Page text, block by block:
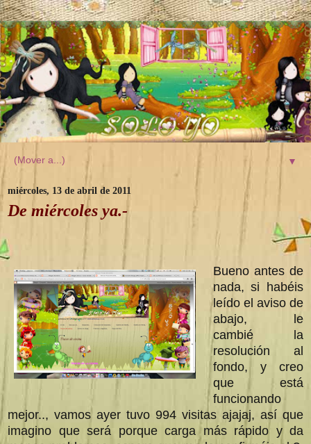
▼
miércoles, 13 de abril de 2011
De miércoles ya.-
Bueno antes de
nada, si habéis
leído el aviso de
abajo, le
cambié la
resolución al
fondo, y creo
que está
funcionando
mejor.., vamos ayer tuvo 994 visitas ajajaj, así que
imagino que será porque carga más rápido y da